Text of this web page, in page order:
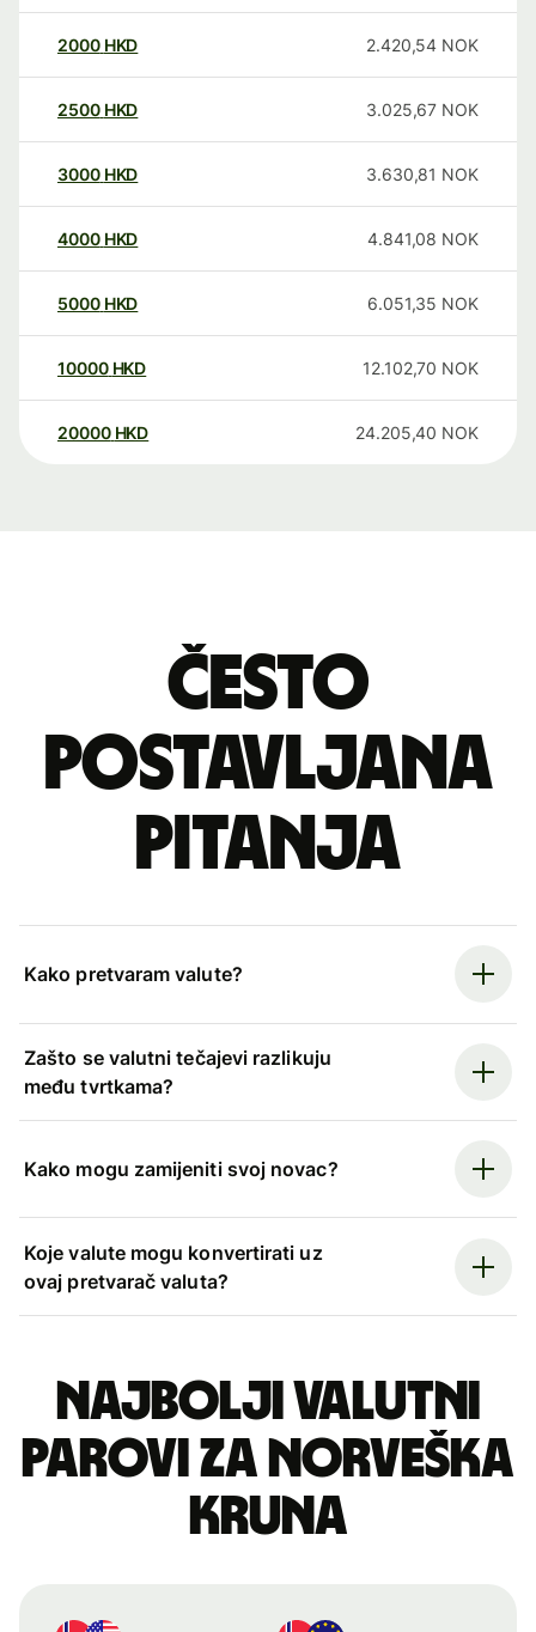
2000 HKD 2.420,54 NOK
2500 HKD 3.025,67 NOK
3000 HKD 3.630,81 NOK
4000 HKD 4.841,08 NOK
5000 HKD 6.051,35 NOK
10000 HKD 12.102,70 NOK
20000 HKD 24.205,40 NOK
Često
postavljana
pitanja
Kako pretvaram valute?
Zašto se valutni tečajevi razlikuju
među tvrtkama?
Kako mogu zamijeniti svoj novac?
Koje valute mogu konvertirati uz
ovaj pretvarač valuta?
Najbolji valutni
parovi za norveška
kruna